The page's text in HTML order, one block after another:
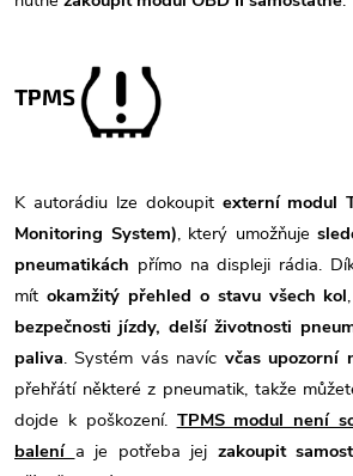
TPMS
K autorádiu lze dokoupit externí modul
Monitoring System), který umožňuje
pneumatikách přímo na displeji rádia.
mít okamžitý přehled o stavu všech kol
bezpečnosti jízdy, delší životnosti
paliva. Systém vás navíc včas upozorní
přehřátí některé z pneumatik, takže
dojde k poškození. TPMS modul není
balení a je potřeba jej zakoupit